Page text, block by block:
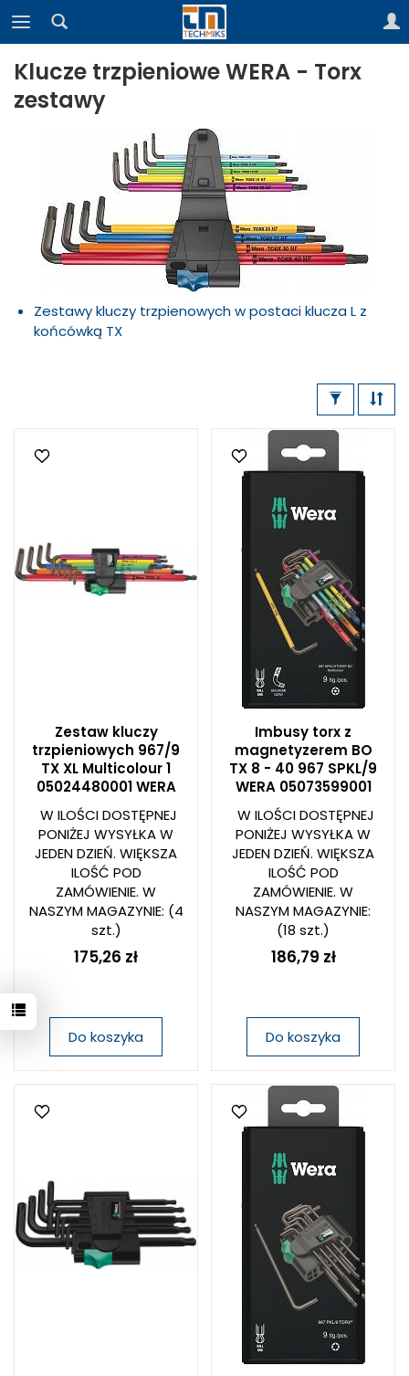
Klucze trzpieniowe WERA - Torx
zestawy
Zestawy kluczy trzpienowych w postaci klucza L z
końcówką TX
Zestaw kluczy
trzpieniowych 967/9
TX XL Multicolour 1
05024480001 WERA
W ILOŚCI DOSTĘPNEJ
PONIŻEJ WYSYŁKA W
JEDEN DZIEŃ. WIĘKSZA
ILOŚĆ POD
ZAMÓWIENIE. W
NASZYM MAGAZYNIE: (4
szt.)
175,26 zł
Do koszyka
Imbusy torx z
magnetyzerem BO
TX 8 - 40 967 SPKL/9
WERA 05073599001
W ILOŚCI DOSTĘPNEJ
PONIŻEJ WYSYŁKA W
JEDEN DZIEŃ. WIĘKSZA
ILOŚĆ POD
ZAMÓWIENIE. W
NASZYM MAGAZYNIE:
(18 szt.)
186,79 zł
Do koszyka